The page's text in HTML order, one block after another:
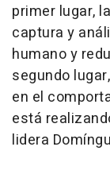
primer lugar,
captura y
humano y
segundo
en el
está
lidera